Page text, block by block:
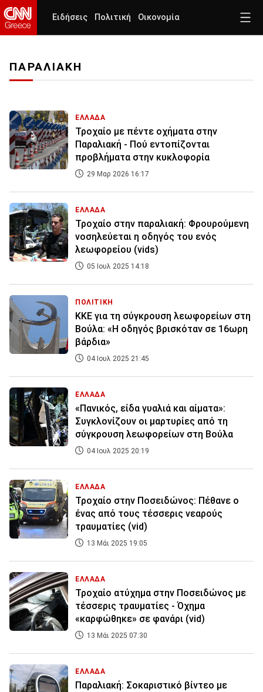
Ειδήσεις Πολιτική Οικονομία
ΠΑΡΑΛΙΑΚΗ
ΕΛΛΑΔΑ
Τροχαίο με πέντε οχήματα στην
Παραλιακή - Πού εντοπίζονται
προβλήματα στην κυκλοφορία
29 Μαρ 2026 16:17
ΕΛΛΑΔΑ
Τροχαίο στην παραλιακή: Φρουρούμενη
νοσηλεύεται η οδηγός του ενός
λεωφορείου (vids)
05 Ιουλ 2025 14:18
ΠΟΛΙΤΙΚΗ
ΚΚΕ για τη σύγκρουση λεωφορείων στη
Βούλα: «Η οδηγός βρισκόταν σε 16ωρη
βάρδια»
04 Ιουλ 2025 21:45
ΕΛΛΑΔΑ
«Πανικός, είδα γυαλιά και αίματα»:
Συγκλονίζουν οι μαρτυρίες από τη
σύγκρουση λεωφορείων στη Βούλα
04 Ιουλ 2025 20:19
ΕΛΛΑΔΑ
Τροχαίο στην Ποσειδώνος: Πέθανε ο
ένας από τους τέσσερις νεαρούς
τραυματίες (vid)
13 Μάι 2025 19:05
ΕΛΛΑΔΑ
Τροχαίο ατύχημα στην Ποσειδώνος με
τέσσερις τραυματίες - Όχημα
«καρφώθηκε» σε φανάρι (vid)
13 Μάι 2025 07:30
ΕΛΛΑΔΑ
Παραλιακή: Σοκαριστικό βίντεο με